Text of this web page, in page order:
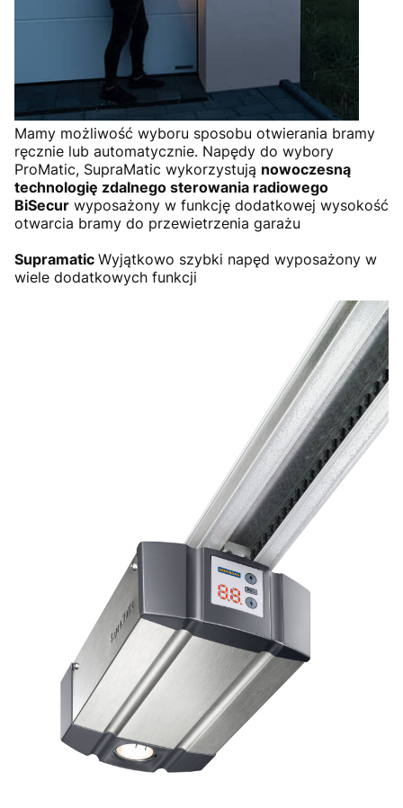
Mamy możliwość wyboru sposobu otwierania bramy
ręcznie lub automatycznie. Napędy do wybory
ProMatic, SupraMatic wykorzystują nowoczesną
technologię zdalnego sterowania radiowego
BiSecur wyposażony w funkcję dodatkowej wysokość
otwarcia bramy do przewietrzenia garażu
Supramatic Wyjątkowo szybki napęd wyposażony w
wiele dodatkowych funkcji